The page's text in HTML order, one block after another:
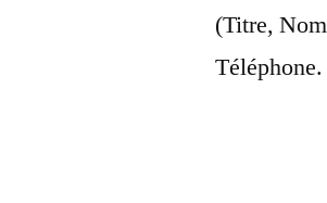
(Titre,
Téléphone.